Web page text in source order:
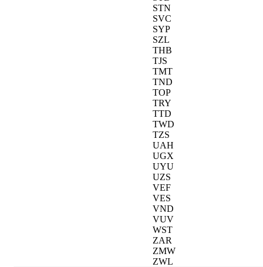
STN
SVC
SYP
SZL
THB
TJS
TMT
TND
TOP
TRY
TTD
TWD
TZS
UAH
UGX
UYU
UZS
VEF
VES
VND
VUV
WST
ZAR
ZMW
ZWL